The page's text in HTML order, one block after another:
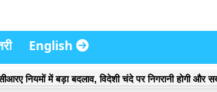
English
नियमों में बड़ा बदलाव, विदेशी चंदे पर निगरानी होगी और